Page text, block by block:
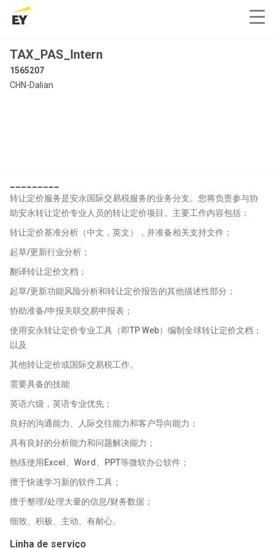
TAX_PAS_Intern
1565207
CHN-Dalian
转让定价服务是安永国际交易税服务的业务分支。您将负责参与协
助安永转让定价专业人员的转让定价项目。主要工作内容包括：
转让定价基准分析（中文，英文），并准备相关支持文件；
起草/更新行业分析；
翻译转让定价文档；
起草/更新功能风险分析和转让定价报告的其他描述性部分；
协助准备/申报关联交易申报表；
使用安永转让定价专业工具（即TP Web）编制全球转让定价文档；
以及
其他转让定价或国际交易税工作。
需要具备的技能
英语六级，英语专业优先；
良好的沟通能力、人际交往能力和客户导向能力；
具有良好的分析能力和问题解决能力；
熟练使用Excel、Word、PPT等微软办公软件；
擅于快速学习新的软件工具；
擅于整理/处理大量的信息/财务数据；
细致、积极、主动、有耐心。
Linha de serviço